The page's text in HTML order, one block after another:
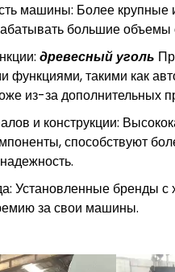
машины: Более
большие объемы
древесный уголь
функциями, такими как
из-за дополнительных
и конструкции:
способствуют
Установленные бренды с
за свои машины.